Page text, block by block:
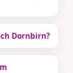
Dornbirn?